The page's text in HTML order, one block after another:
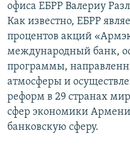
офиса ЕБРР Валериу
Как известно, ЕБРР
процентов акций
международный банк,
программы,
атмосферы и
реформ в 29 странах
сфер экономики
банковскую сферу.